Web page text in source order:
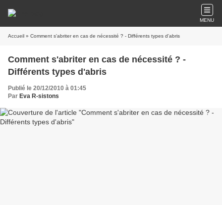
MENU
Accueil » Comment s'abriter en cas de nécessité ? - Différents types d'abris
Comment s'abriter en cas de nécessité ? -
Différents types d'abris
Publié le 20/12/2010 à 01:45
Par Eva R-sistons